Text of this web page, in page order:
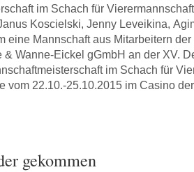
im Schach für
Koscielski, Jenny Leveikina,
eine Mannschaft aus Mitarbeitern
& Wanne-Eickel gGmbH an der XV.
im Schach für
vom 22.10.-25.10.2015 im Casino
gekommen